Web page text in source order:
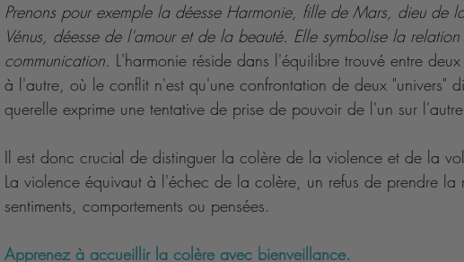
Prenons pour exemple la déesse Harmonie, fille de Mars, dieu de
Vénus, déesse de l'amour et de la beauté. Elle symbolise la
communication. L'harmonie réside dans l'équilibre trouvé entre
à l'autre, où le conflit n'est qu'une confrontation de deux "univers"
querelle exprime une tentative de prise de pouvoir de l'un sur
Il est donc crucial de distinguer la colère de la violence et de la
La violence équivaut à l'échec de la colère, un refus de prendre la
sentiments, comportements ou pensées.
Apprenez à accueillir la colère avec bienveillance.